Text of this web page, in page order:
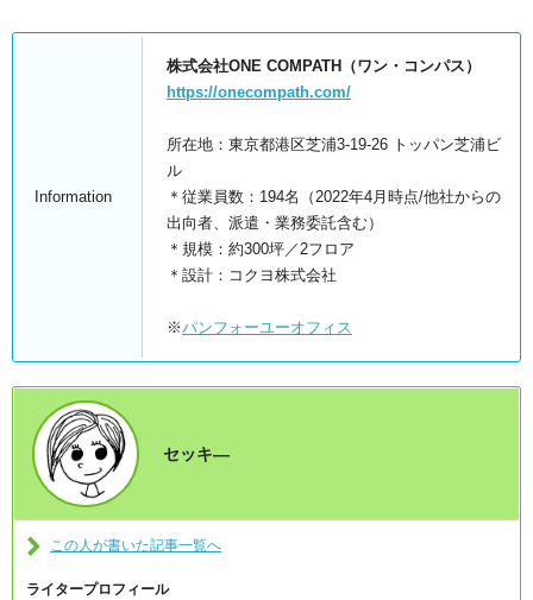
Information
株式会社ONE COMPATH（ワン・コンパス）
https://onecompath.com/
所在地：東京都港区芝浦3-19-26 トッパン芝浦ビ
ル
＊従業員数：194名（2022年4月時点/他社からの
出向者、派遣・業務委託含む）
＊規模：約300坪／2フロア
＊設計：コクヨ株式会社
※パンフォーユーオフィス
セッキ―
この人が書いた記事一覧へ
ライタープロフィール